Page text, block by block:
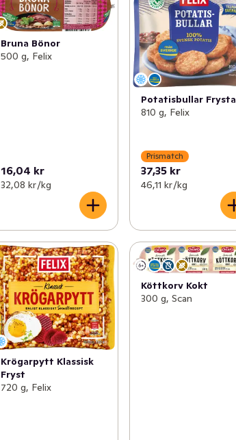
Bruna Bönor
500 g, Felix
16,04 kr
32,08 kr /kg
Potatisbullar Frysta
810 g, Felix
Prismatch
37,35 kr
46,11 kr /kg
Krögarpytt Klassisk
Fryst
720 g, Felix
Köttkorv Kokt
300 g, Scan